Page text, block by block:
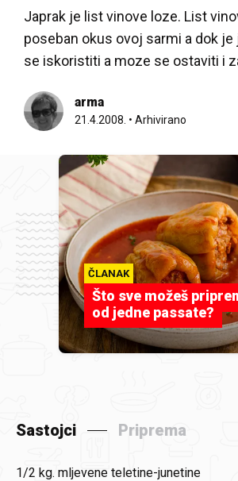
Japrak je list vinove loze. List
poseban okus ovoj sarmi a dok je
se iskoristiti a moze se ostaviti i
arma
21.4.2008. • Arhivirano
ČLANAK
Što sve možeš
od jedne passate?
Sastojci Priprema
1/2 kg. mljevene teletine-junetine